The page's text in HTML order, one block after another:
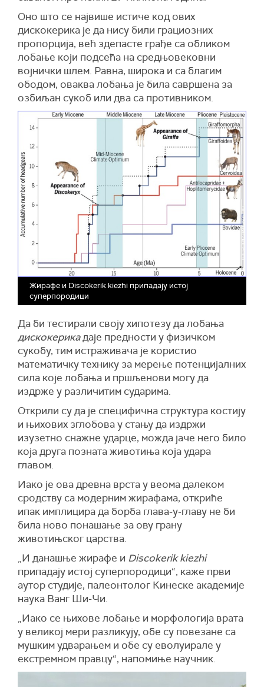
Оно што се највише истиче код ових
дискокерика је да нису били грациозних
пропорција, већ здепасте грађе са обликом
лобање који подсећа на средњовековни
војнички шлем. Равна, широка и са благим
ободом, оваква лобања је била савршена за
озбиљан сукоб или два са противником.
Жирафе и Discokerik kiezhi припадају истој
суперпородици
Да би тестирали своју хипотезу да лобања
дискокерикадаје предности у физичком
сукобу, тим истраживача је користио
математичку технику за мерење потенцијалних
сила које лобања и пршљенови могу да
издрже у различитим сударима.
Открили су да је специфична структура костију
и њихових зглобова у стању да издржи
изузетно снажне ударце, можда јаче него било
која друга позната животиња која удара
главом.
Иако је ова древна врста у веома далеком
сродству са модерним жирафама, откриће
ипак имплицира да борба глава-у-главу не би
била ново понашање за ову грану
животињског царства.
„И данашње жирафе и Discokerik kiezhi
припадају истој суперпородици“, каже први
аутор студије, палеонтолог Кинеске академије
наука Ванг Ши-Чи.
„Иако се њихове лобање и морфологија врата
у великој мери разликују, обе су повезане са
мушким удварањем и обе су еволуирале у
екстремном правцу“, напомиње научник.